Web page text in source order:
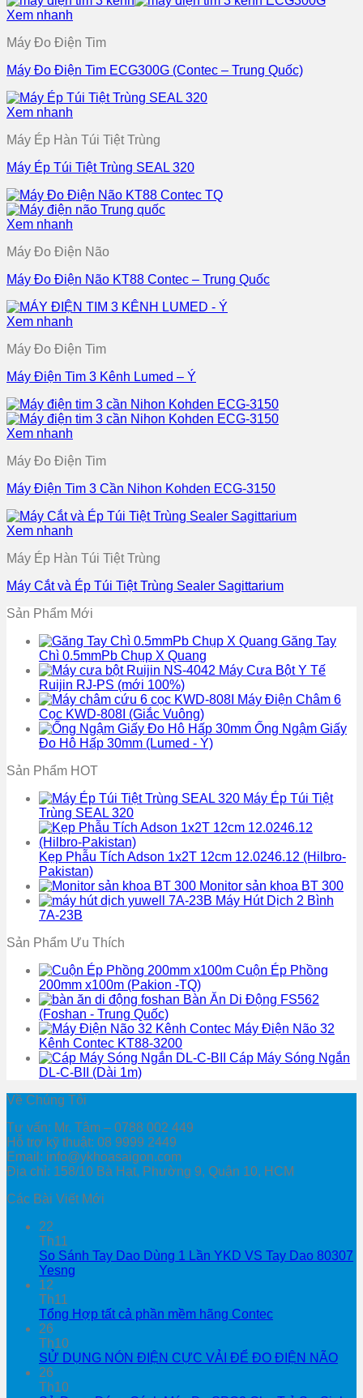
Xem nhanh
Máy Đo Điện Tim
Máy Đo Điện Tim ECG300G (Contec – Trung Quốc)
Xem nhanh
Máy Ép Hàn Túi Tiệt Trùng
Máy Ép Túi Tiệt Trùng SEAL 320
Xem nhanh
Máy Đo Điện Não
Máy Đo Điện Não KT88 Contec – Trung Quốc
Xem nhanh
Máy Đo Điện Tim
Máy Điện Tim 3 Kênh Lumed – Ý
Xem nhanh
Máy Đo Điện Tim
Máy Điện Tim 3 Cần Nihon Kohden ECG-3150
Xem nhanh
Máy Ép Hàn Túi Tiệt Trùng
Máy Cắt và Ép Túi Tiệt Trùng Sealer Sagittarium
Sản Phẩm Mới
Găng Tay
Chì 0.5mmPb Chụp X Quang
Máy Cưa Bột Y Tế
Ruijin RJ-PS (mới 100%)
Máy Điện Châm 6
Cọc KWD-808I (Giắc Vuông)
Ống Ngậm Giấy
Đo Hô Hấp 30mm (Lumed - Ý)
Sản Phẩm HOT
Máy Ép Túi Tiệt
Trùng SEAL 320
Kẹp Phẫu Tích Adson 1x2T 12cm 12.0246.12 (Hilbro-
Pakistan)
Monitor sản khoa BT 300
Máy Hút Dịch 2 Bình
7A-23B
Sản Phẩm Ưu Thích
Cuộn Ép Phồng
200mm x100m (Pakion -TQ)
Bàn Ăn Di Động FS562
(Foshan - Trung Quốc)
Máy Điện Não 32
Kênh Contec KT88-3200
Cáp Máy Sóng Ngắn
DL-C-BII (Dài 1m)
Về Chúng Tôi
Tư vấn: Mr. Tâm – 0788 002 449
Hỗ trợ kỹ thuật: 08 9999 2449
Email: info@ykhoasaigon.com
Địa chỉ: 158/10 Bà Hạt, Phường 9, Quận 10, HCM
Các Bài Viết Mới
22
Th11
So Sánh Tay Dao Dùng 1 Lần YKD VS Tay Dao 80307
Yesng
12
Th11
Tổng Hợp tất cả phần mềm hãng Contec
26
Th10
SỬ DỤNG NÓN ĐIỆN CỰC VẢI ĐỂ ĐO ĐIỆN NÃO
26
Th10